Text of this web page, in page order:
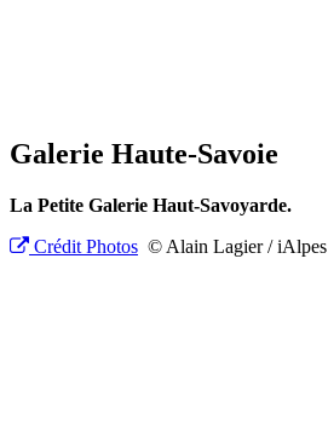
Galerie Haute-Savoie
La Petite Galerie Haut-Savoyarde.
Crédit Photos © Alain Lagier / iAlpes